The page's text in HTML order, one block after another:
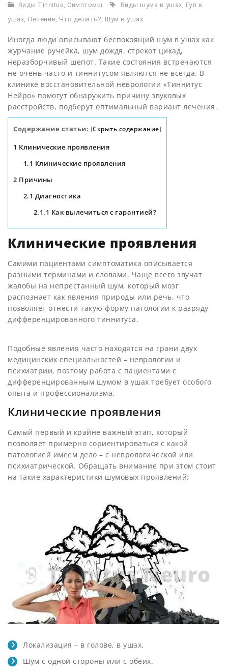
Виды Tinnitus Симптомы Виды шума в ушах Гул в
ушах Лечение Что делать? Шум в ушах
Иногда люди описывают беспокоящий шум в ушах как
журчание ручейка, шум дождя, стрекот цикад,
неразборчивый шепот. Такие состояния встречаются
не очень часто и тиннитусом являются не всегда. В
клинике восстановительной неврологии «Тиннитус
Нейро» помогут обнаружить причину звуковых
расстройств, подберут оптимальный вариант лечения.
Содержание статьи: [Скрыть содержание]
1 Клинические проявления
1.1 Клинические проявления
2 Причины
2.1 Диагностика
2.1.1 Как вылечиться с гарантией?
Клинические проявления
Самими пациентами симптоматика описывается
разными терминами и словами. Чаще всего звучат
жалобы на непрестанный шум, который мозг
распознает как явления природы или речь, что
позволяет отнести такую форму патологии к разряду
дифференцированного тиннитуса.
Подобные явления часто находятся на грани двух
медицинских специальностей – неврологии и
психиатрии, поэтому работа с пациентами с
дифференцированным шумом в ушах требует особого
опыта и профессионализма.
Клинические проявления
Самый первый и крайне важный этап, который
позволяет примерно сориентироваться с какой
патологией имеем дело – с неврологической или
психиатрической. Обращать внимание при этом стоит
на такие характеристики шумовых проявлений:
Локализация – в голове, в ушах.
Шум с одной стороны или с обеих.